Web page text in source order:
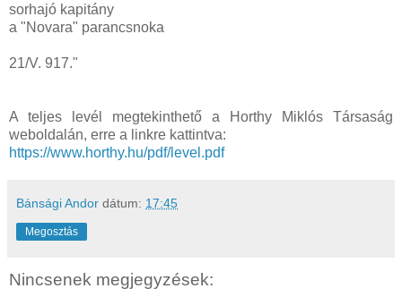
sorhajó kapitány
a "Novara" parancsnoka
21/V. 917."
A teljes levél megtekinthető a Horthy Miklós Társaság
weboldalán, erre a linkre kattintva:
https://www.horthy.hu/pdf/level.pdf
Bánsági Andor dátum: 17:45
Megosztás
Nincsenek megjegyzések: